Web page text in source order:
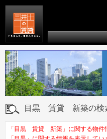
目黒 賃貸 新築の検
「目黒 賃貸 新築」に関する物件